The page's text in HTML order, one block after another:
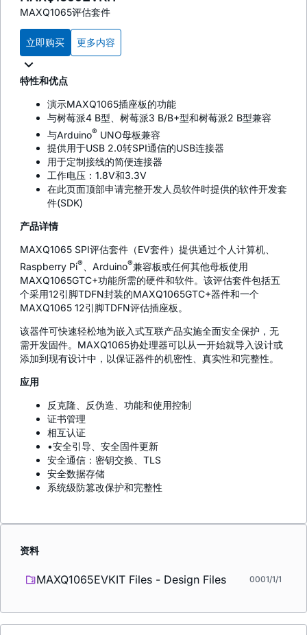
MAXQ1065评估套件
立即购买 更多内容
特性和优点
演示MAXQ1065插座板的功能
与树莓派4 B型、树莓派3 B/B+型和树莓派2 B型兼容
与Arduino® UNO母板兼容
提供用于USB 2.0转SPI通信的USB连接器
用于定制接线的简便连接器
工作电压：1.8V和3.3V
在此页面顶部申请完整开发人员软件时提供的软件开发套
件(SDK)
产品详情
MAXQ1065 SPI评估套件（EV套件）提供通过个人计算机、
Raspberry Pi® 、Arduino®兼容板或任何其他母板使用
MAXQ1065GTC+功能所需的硬件和软件。该评估套件包括五
个采用12引脚TDFN封装的MAXQ1065GTC+器件和一个
MAXQ1065 12引脚TDFN评估插座板。
该器件可快速轻松地为嵌入式互联产品实施全面安全保护，无
需开发固件。MAXQ1065协处理器可以从一开始就导入设计或
添加到现有设计中，以保证器件的机密性、真实性和完整性。
应用
反克隆、反伪造、功能和使用控制
证书管理
相互认证
•安全引导、安全固件更新
安全通信：密钥交换、TLS
安全数据存储
系统级防篡改保护和完整性
资料
MAXQ1065EVKIT Files - Design Files 0001/1/1